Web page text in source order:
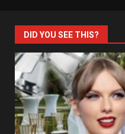
DID YOU SEE THIS?